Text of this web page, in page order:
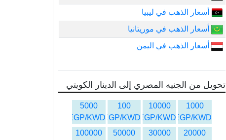
أسعار الذهب في ليبيا
أسعار الذهب في موريتانيا
أسعار الذهب في اليمن
تحويل من الجنيه المصري إلى الدينار الكويتي
1000
EGP/KWD
10000
EGP/KWD
100
EGP/KWD
5000
EGP/KWD
20000
30000
50000
100000